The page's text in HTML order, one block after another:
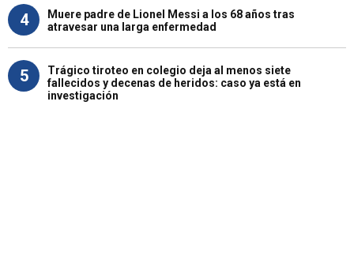
4
Muere padre de Lionel Messi a los 68 años tras
atravesar una larga enfermedad
5
Trágico tiroteo en colegio deja al menos siete
fallecidos y decenas de heridos: caso ya está en
investigación